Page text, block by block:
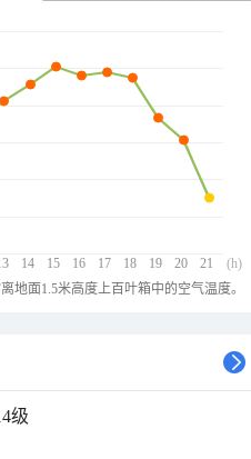
14 15 16 17 18 19 20 21 (h)
地面1.5米高度上百叶箱中的空气温度。
级